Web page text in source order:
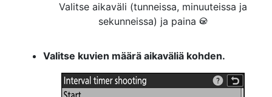
Valitse aikaväli (tunneissa, minuuteissa ja
sekunneissa) ja paina J
Valitse kuvien määrä aikaväliä kohden.